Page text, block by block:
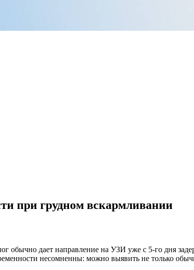
при грудном вскармливании
обычно дает направление на УЗИ уже с 5-го дня
несомненны: можно выявить не только